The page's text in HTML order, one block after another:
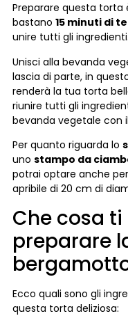
Preparare questa torta
bastano 15 minuti di
unire tutti gli ingredienti.
Unisci alla bevanda
lascia di parte, in
renderà la tua torta
riunire tutti gli
bevanda vegetale con
Per quanto riguarda lo
uno stampo da
potrai optare anche
apribile di 20 cm di
Che cosa ti
preparare
Ecco quali sono gli
questa torta deliziosa: